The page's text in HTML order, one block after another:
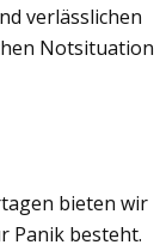
verlässlichen
Notsituation
bieten wir
Panik besteht.